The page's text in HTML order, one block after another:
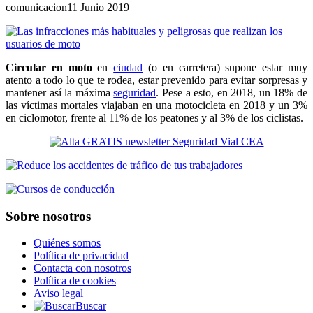
comunicacion11 Junio 2019
Circular en motoenciudad (o en carretera) supone estar muy
atento a todo lo que te rodea, estar prevenido para evitar sorpresas y
mantener así la máximaseguridad. Pese a esto, en 2018, un 18% de
las víctimas mortales viajaban en una motocicleta en 2018 y un 3%
en ciclomotor, frente al 11% de los peatones y al 3% de los ciclistas.
Sobre nosotros
Quiénes somos
Política de privacidad
Contacta con nosotros
Política de cookies
Aviso legal
Buscar